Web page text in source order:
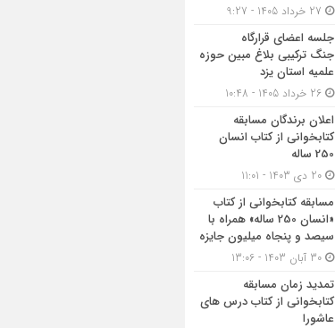
جلسه اعضای قرارگاه
جنگ ترکیبی بلاغ مبین حوزه
علمیه استان یزد
اعلان برندگان مسابقه
کتابخوانی از کتاب انسان
250 ساله
مسابقه کتاب‎خوانی از کتاب
«انسان 250 ساله» همراه با
سیصد و پنجاه میلیون جایزه
تمدید زمان مسابقه
کتابخوانی از کتاب درس های
عاشورا